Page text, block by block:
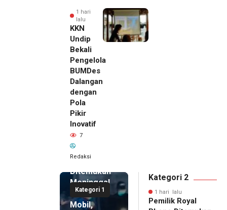
1 hari
lalu
KKN
Undip
Bekali
Pengelola
BUMDes
Dalangan
dengan
Pola
Pikir
Inovatif
7
Redaksi
Kategori 1
1 hari lalu
Pemilik
Royal
Phone
Ditemukan
Meninggal
di Dalam
Mobil,
Kategori 2
1 hari lalu
Pemilik Royal